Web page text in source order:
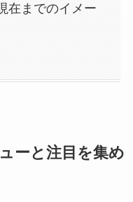
在までのイメー
ーと注目を集め